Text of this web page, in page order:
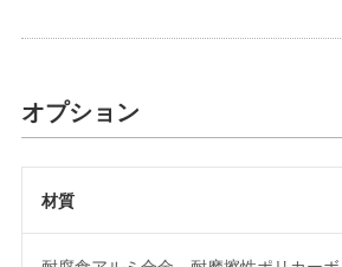
オプション
材質